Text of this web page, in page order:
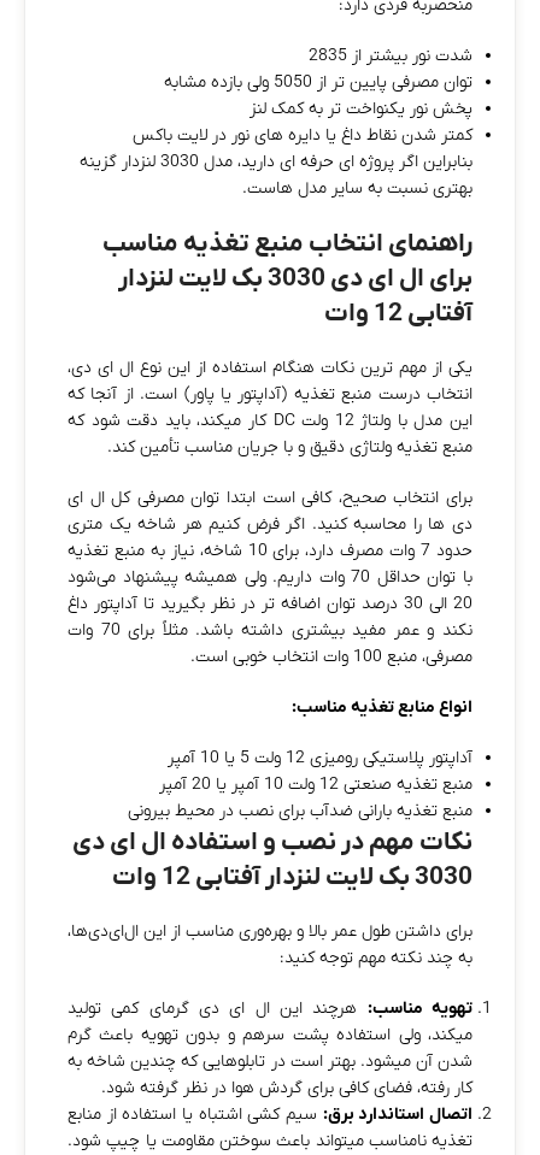
منحصربه‌ فردی دارد:
شدت نور بیشتر از 2835
توان مصرفی پایین‌ تر از 5050 ولی بازده مشابه
پخش نور یکنواخت‌ تر به کمک لنز
کمتر شدن نقاط داغ یا دایره‌ های نور در لایت‌ باکس
بنابراین اگر پروژه‌ ای حرفه‌ ای دارید، مدل 3030 لنزدار گزینه
بهتری نسبت به سایر مدل‌ هاست.
راهنمای انتخاب منبع تغذیه مناسب
برای ال ای دی 3030 بک لایت لنزدار
آفتابی 12 وات
یکی از مهم‌ ترین نکات هنگام استفاده از این نوع ال‌ ای‌ دی،
انتخاب درست منبع تغذیه (آداپتور یا پاور) است. از آنجا که
این مدل با ولتاژ 12 ولت DC کار میکند، باید دقت شود که
منبع تغذیه ولتاژی دقیق و با جریان مناسب تأمین کند.
برای انتخاب صحیح، کافی است ابتدا توان مصرفی کل ال‌ ای‌
دی‌ ها را محاسبه کنید. اگر فرض کنیم هر شاخه یک‌ متری
حدود 7 وات مصرف دارد، برای 10 شاخه، نیاز به منبع تغذیه
با توان حداقل 70 وات داریم. ولی همیشه پیشنهاد می‌شود
20 الی 30 درصد توان اضافه‌ تر در نظر بگیرید تا آداپتور داغ
نکند و عمر مفید بیشتری داشته باشد. مثلاً برای 70 وات
مصرفی، منبع 100 وات انتخاب خوبی است.
انواع منابع تغذیه مناسب:
آداپتور پلاستیکی رومیزی 12 ولت 5 یا 10 آمپر
منبع تغذیه صنعتی 12 ولت 10 آمپر یا 20 آمپر
منبع تغذیه بارانی ضدآب برای نصب در محیط بیرونی
نکات مهم در نصب و استفاده ال ای دی
3030 بک لایت لنزدار آفتابی 12 وات
برای داشتن طول عمر بالا و بهره‌وری مناسب از این ال‌ای‌دی‌ها،
به چند نکته مهم توجه کنید:
تهویه مناسب: هرچند این ال‌ ای‌ دی گرمای کمی تولید
میکند، ولی استفاده پشت‌ سرهم و بدون تهویه باعث گرم
شدن آن میشود. بهتر است در تابلوهایی که چندین شاخه به‌
کار رفته، فضای کافی برای گردش هوا در نظر گرفته شود.
اتصال استاندارد برق: سیم‌ کشی اشتباه یا استفاده از منابع
تغذیه نامناسب میتواند باعث سوختن مقاومت یا چیپ شود.